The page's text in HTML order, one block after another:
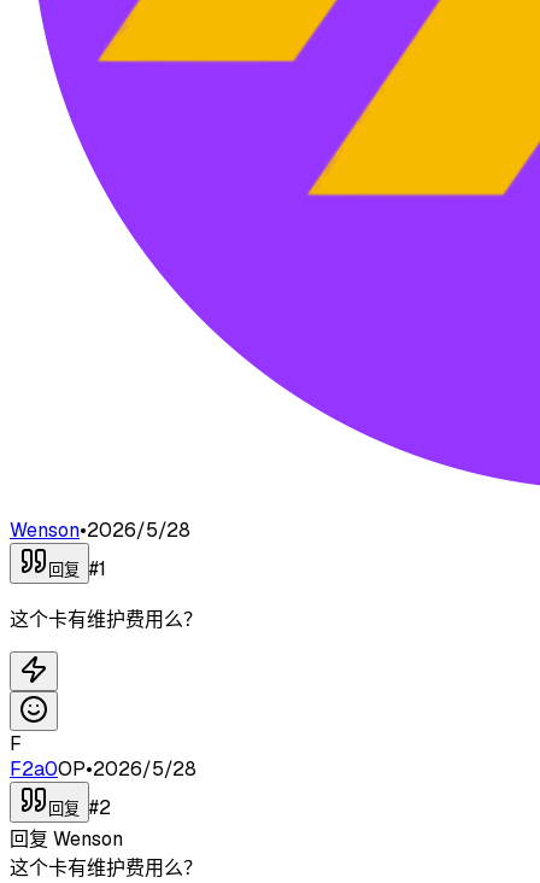
Wenson•2026/5/28
回复 #1
这个卡有维护费用么？
F
F2a0OP•2026/5/28
回复 #2
回复 Wenson
这个卡有维护费用么？